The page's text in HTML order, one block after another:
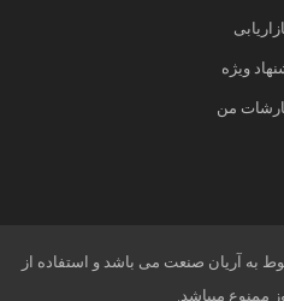
ویژه
من
به آریان صنعت می باشد و استفاده از
ممنوع میباشد.